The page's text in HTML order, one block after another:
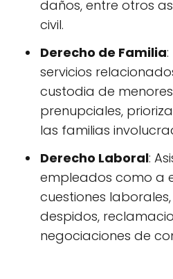
daños, entre otros
civil.
Derecho de Familia
servicios
custodia de
prenupciales,
las familias
Derecho Laboral:
empleados como a
cuestiones
despidos,
negociaciones de